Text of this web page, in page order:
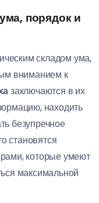
порядок и
складом ума,
вниманием к
заключаются в их
находить
безупречное
становятся
которые умеют
максимальной